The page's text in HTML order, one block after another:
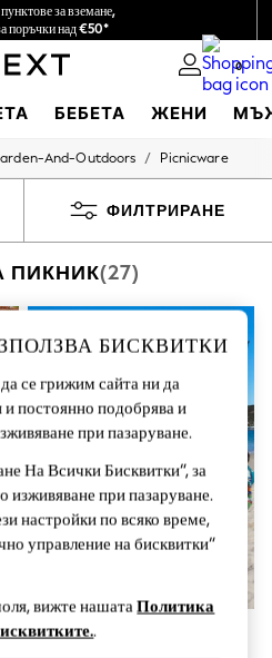
за вземане,
поръчки над €50*
всички мита
0
БЕБЕТА ЖЕНИ
And-Outdoors / Picnicware
ФИЛТРИРАНЕ
ПИКНИК(27)
Плажно Одеяло За Пикник Dock
БИСКВИТКИ
се грижим сайта ни да
постоянно подобрява и
при пазаруване.
На Всички Бисквитки“, за
изживяване при пазаруване.
настройки по всяко време,
управление на бисквитки“
вижте нашатаПолитика
.